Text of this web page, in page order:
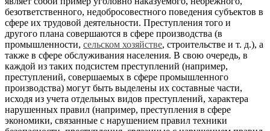
безответственного, недобросовестного поведения субъектов в
сфере их трудовой деятельности. Преступления того и
другого плана совершаются в сфере производства (в
промышленности, сельском хозяйстве, строительстве и т. д.), а
также в сфере обслуживания населения. В свою очередь, в
каждой из таких подсистем преступлений (например,
преступлений, совершаемых в сфере промышленного
производства) могут быть выделены их составные части,
исходя из учета отдельных видов преступлений, характера
нарушенных правил (например, преступления в сфере
экономики, связанные с нарушением правил техники